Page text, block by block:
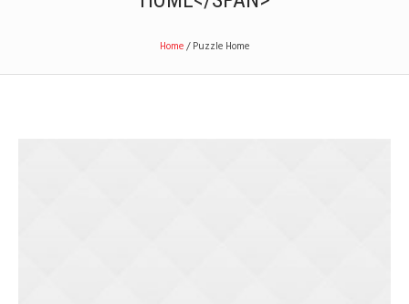
Home/Puzzle Home